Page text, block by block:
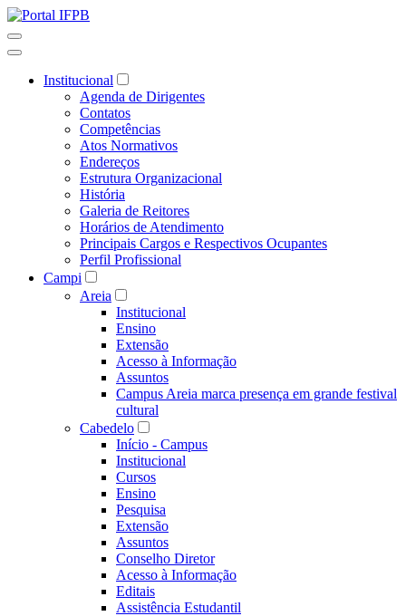
Institucional
Agenda de Dirigentes
Contatos
Competências
Atos Normativos
Endereços
Estrutura Organizacional
História
Galeria de Reitores
Horários de Atendimento
Principais Cargos e Respectivos Ocupantes
Perfil Profissional
Campi
Areia
Institucional
Ensino
Extensão
Acesso à Informação
Assuntos
Campus Areia marca presença em grande festival
cultural
Cabedelo
Início - Campus
Institucional
Cursos
Ensino
Pesquisa
Extensão
Assuntos
Conselho Diretor
Acesso à Informação
Editais
Assistência Estudantil